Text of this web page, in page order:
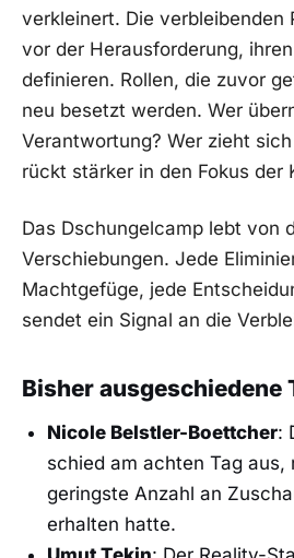
verkleinert. Die verbleibenden
vor der Herausforderung,
definieren. Rollen, die zuvor
neu besetzt werden. Wer
Verantwortung? Wer zieht
rückt stärker in den Fokus der
Das Dschungelcamp lebt von
Verschiebungen. Jede
Machtgefüge, jede
sendet ein Signal an die
Bisher ausgeschiedene
Nicole Belstler-Boettcher:
schied am achten Tag aus,
geringste Anzahl an
erhalten hatte.